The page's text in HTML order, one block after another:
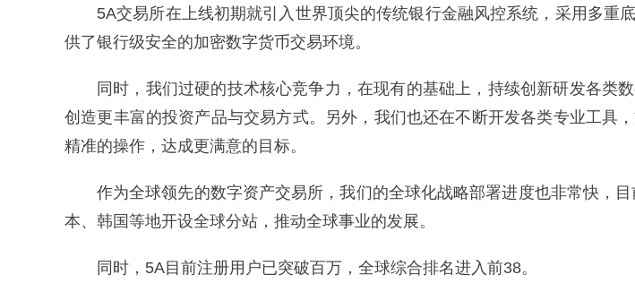
5A交易所在上线初期就引入世界顶尖的传统银行金融风控系统，采用多
供了银行级安全的加密数字货币交易环境。
同时，我们过硬的技术核心竞争力，在现有的基础上，持续创新研发各类
创造更丰富的投资产品与交易方式。另外，我们也还在不断开发各类专业工具
精准的操作，达成更满意的目标。
作为全球领先的数字资产交易所，我们的全球化战略部署进度也非常快，
本、韩国等地开设全球分站，推动全球事业的发展。
同时，5A目前注册用户已突破百万，全球综合排名进入前38。